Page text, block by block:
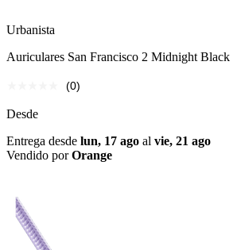
Urbanista
Auriculares San Francisco 2 Midnight Black
(0)
Desde
Entrega desde lun, 17 ago al vie, 21 ago
Vendido porOrange